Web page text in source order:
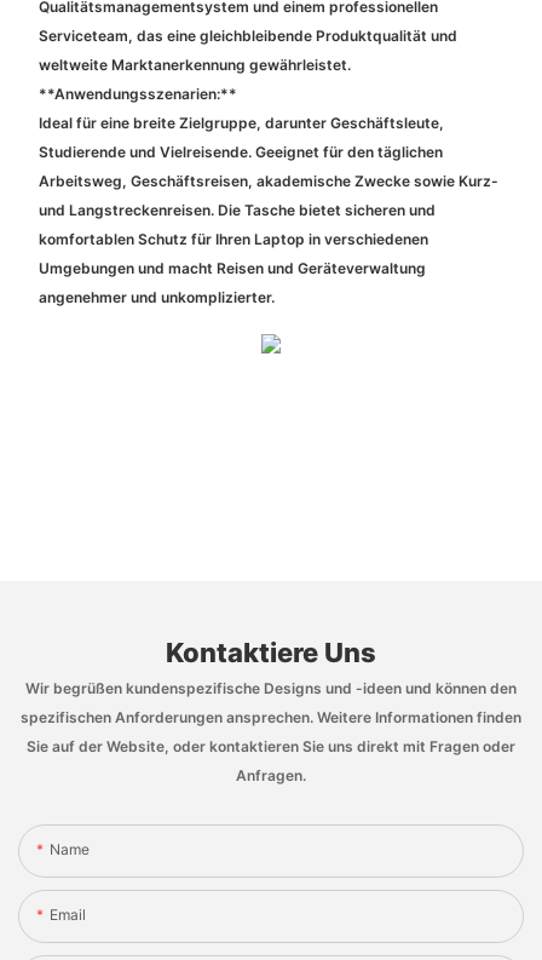
Qualitätsmanagementsystem und einem professionellen
Serviceteam, das eine gleichbleibende Produktqualität und
weltweite Marktanerkennung gewährleistet.
**Anwendungsszenarien:**
Ideal für eine breite Zielgruppe, darunter Geschäftsleute,
Studierende und Vielreisende. Geeignet für den täglichen
Arbeitsweg, Geschäftsreisen, akademische Zwecke sowie Kurz-
und Langstreckenreisen. Die Tasche bietet sicheren und
komfortablen Schutz für Ihren Laptop in verschiedenen
Umgebungen und macht Reisen und Geräteverwaltung
angenehmer und unkomplizierter.
Kontaktiere Uns
Wir begrüßen kundenspezifische Designs und -ideen und können den
spezifischen Anforderungen ansprechen. Weitere Informationen finden
Sie auf der Website, oder kontaktieren Sie uns direkt mit Fragen oder
Anfragen.
Name
Email